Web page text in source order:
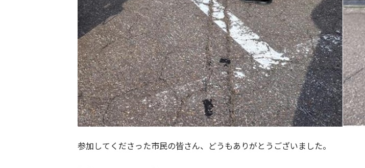
参加してくださった市民の皆さん、どうもありがとうございました。